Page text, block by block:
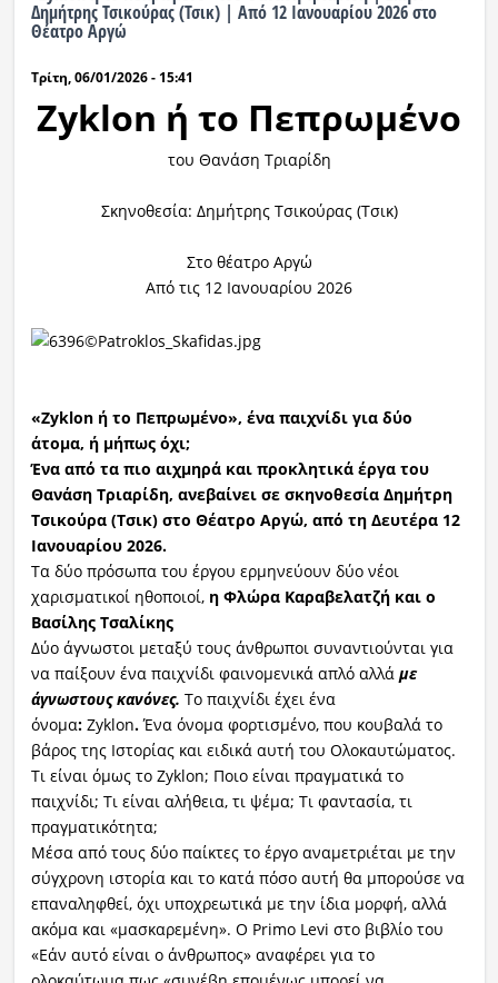
Δημήτρης Τσικούρας (Τσικ) | Από 12 Ιανουαρίου 2026 στο
Θέατρο Αργώ
Τρίτη, 06/01/2026 - 15:41
Ζyklon ή το Πεπρωμένο
του Θανάση Τριαρίδη
Σκηνοθεσία: Δημήτρης Τσικούρας (Τσικ)
Στο θέατρο Αργώ
Από τις 12 Ιανουαρίου 2026
«Zyklon ή το Πεπρωμένο», ένα παιχνίδι για δύο
άτομα, ή μήπως όχι;
Ένα από τα πιο αιχμηρά και προκλητικά έργα του
Θανάση Τριαρίδη, ανεβαίνει σε σκηνοθεσία Δημήτρη
Τσικούρα (Τσικ) στο Θέατρο Αργώ, από τη Δευτέρα 12
Ιανουαρίου 2026.
Τα δύο πρόσωπα του έργου ερμηνεύουν δύο νέοι
χαρισματικοί ηθοποιοί, η Φλώρα Καραβελατζή και ο
Βασίλης Τσαλίκης
Δύο άγνωστοι μεταξύ τους άνθρωποι συναντιούνται για
να παίξουν ένα παιχνίδι φαινομενικά απλό αλλά με
άγνωστους κανόνες. Το παιχνίδι έχει ένα
όνομα: Zyklon.Ένα όνομα φορτισμένο, που κουβαλά το
βάρος της Ιστορίας και ειδικά αυτή του Ολοκαυτώματος.
Τι είναι όμως το Ζyklon; Ποιο είναι πραγματικά το
παιχνίδι; Τι είναι αλήθεια, τι ψέμα; Τι φαντασία, τι
πραγματικότητα;
Μέσα από τους δύο παίκτες το έργο αναμετριέται με την
σύγχρονη ιστορία και το κατά πόσο αυτή θα μπορούσε να
επαναληφθεί, όχι υποχρεωτικά με την ίδια μορφή, αλλά
ακόμα και «μασκαρεμένη». Ο Primo Levi στο βιβλίο του
«Εάν αυτό είναι ο άνθρωπος» αναφέρει για το